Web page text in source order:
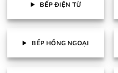
BẾP ĐIỆN TỪ
BẾP HỒNG NGOẠI